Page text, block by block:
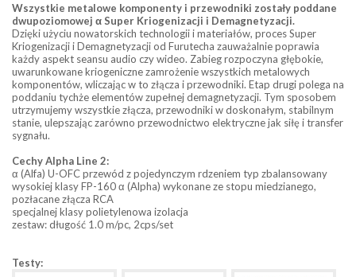
Wszystkie metalowe komponenty i przewodniki zostały poddane
dwupoziomowej α Super Kriogenizacji i Demagnetyzacji.
Dzięki użyciu nowatorskich technologii i materiałów, proces Super
Kriogenizacji i Demagnetyzacji od Furutecha zauważalnie poprawia
każdy aspekt seansu audio czy wideo. Zabieg rozpoczyna głębokie,
uwarunkowane kriogeniczne zamrożenie wszystkich metalowych
komponentów, wliczając w to złącza i przewodniki. Etap drugi polega na
poddaniu tychże elementów zupełnej demagnetyzacji. Tym sposobem
utrzymujemy wszystkie złącza, przewodniki w doskonałym, stabilnym
stanie, ulepszając zarówno przewodnictwo elektryczne jak siłę i transfer
sygnału.
Cechy Alpha Line 2:
α (Alfa) U-OFC przewód z pojedynczym rdzeniem typ zbalansowany
wysokiej klasy FP-160 α (Alpha) wykonane ze stopu miedzianego,
pozłacane złącza RCA
specjalnej klasy polietylenowa izolacja
zestaw: długość 1.0 m/pc, 2cps/set
Testy: